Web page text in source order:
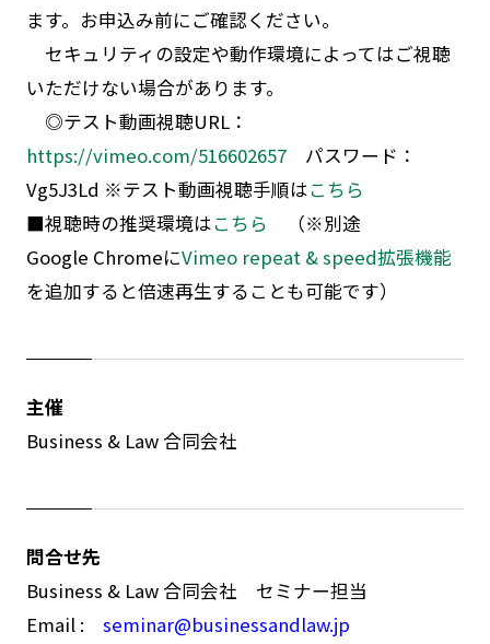
ます。お申込み前にご確認ください。
セキュリティの設定や動作環境によってはご視聴
いただけない場合があります。
◎テスト動画視聴URL：
https://vimeo.com/516602657パスワード：
Vg5J3Ld ※テスト動画視聴手順はこちら
■視聴時の推奨環境はこちら （※別途
Google ChromeにVimeo repeat & speed拡張機能
を追加すると倍速再生することも可能です）
主催
Business & Law 合同会社
問合せ先
Business & Law 合同会社 セミナー担当
Email : seminar@businessandlaw.jp